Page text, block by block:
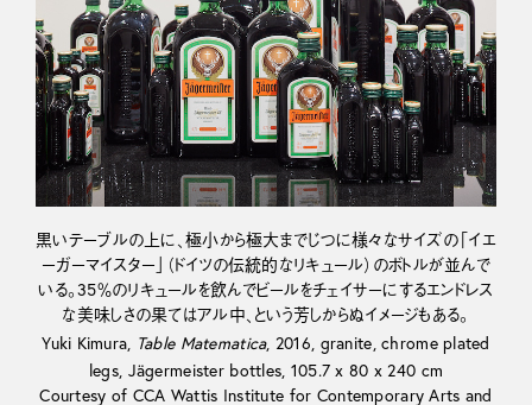
黒いテーブルの上に、極小から極大までじつに様々なサイズの「イエ
ーガーマイスター」（ドイツの伝統的なリキュール）のボトルが並んで
いる。35％のリキュールを飲んでビールをチェイサーにするエンドレス
な美味しさの果てはアル中、という芳しからぬイメージもある。
Yuki Kimura, Table Matematica, 2016, granite, chrome plated
legs, Jägermeister bottles, 105.7 x 80 x 240 cm
Courtesy of CCA Wattis Institute for Contemporary Arts and